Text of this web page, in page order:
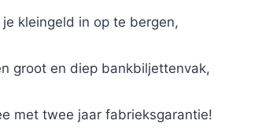
kleingeld in op te bergen,
groot en diep bankbiljettenvak,
met twee jaar fabrieksgarantie!